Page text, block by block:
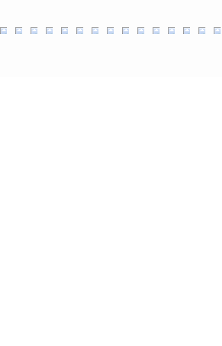
lecithine: zonnebloem-, SOJA-; zout; wortelextract;